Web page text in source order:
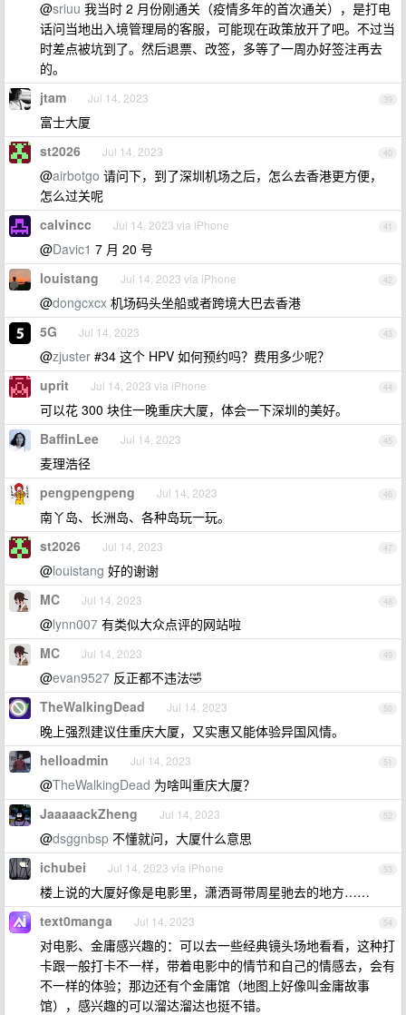
@sriuu 我当时 2 月份刚通关（疫情多年的首次通关），是打电
话问当地出入境管理局的客服，可能现在政策放开了吧。不过当
时差点被坑到了。然后退票、改签，多等了一周办好签注再去
的。
39
jtam Jul 14, 2023
富士大厦
40
st2026 Jul 14, 2023
@airbotgo 请问下，到了深圳机场之后，怎么去香港更方便，
怎么过关呢
41
calvincc Jul 14, 2023 via iPhone
@Davic1 7 月 20 号
42
louistang Jul 14, 2023 via iPhone
@dongcxcx 机场码头坐船或者跨境大巴去香港
43
5G Jul 14, 2023
@zjuster #34 这个 HPV 如何预约吗？费用多少呢？
44
uprit Jul 14, 2023 via iPhone
可以花 300 块住一晚重庆大厦，体会一下深圳的美好。
45
BaffinLee Jul 14, 2023
麦理浩径
46
pengpengpeng Jul 14, 2023
南丫岛、长洲岛、各种岛玩一玩。
47
st2026 Jul 14, 2023
@louistang 好的谢谢
48
MC Jul 14, 2023
@lynn007 有类似大众点评的网站啦
49
MC Jul 14, 2023
@evan9527 反正都不违法🤣
50
TheWalkingDead Jul 14, 2023
晚上强烈建议住重庆大厦，又实惠又能体验异国风情。
51
helloadmin Jul 14, 2023
@TheWalkingDead 为啥叫重庆大厦？
52
JaaaaackZheng Jul 14, 2023
@dsggnbsp 不懂就问，大厦什么意思
53
ichubei Jul 14, 2023 via iPhone
楼上说的大厦好像是电影里，潇洒哥带周星驰去的地方……
54
text0manga Jul 14, 2023
对电影、金庸感兴趣的：可以去一些经典镜头场地看看，这种打
卡跟一般打卡不一样，带着电影中的情节和自己的情感去，会有
不一样的体验；那边还有个金庸馆（地图上好像叫金庸故事
馆），感兴趣的可以溜达溜达也挺不错。